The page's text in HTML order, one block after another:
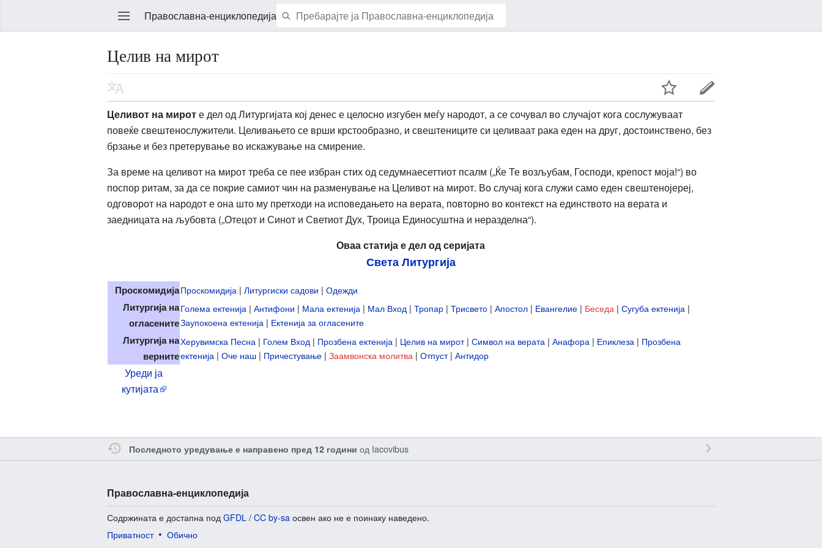
Православна-енциклопедија
Уреди
Целив на мирот
Целивот на мироте дел од Литургијата кој денес е целосно изгубен меѓу народот, а се сочувал во случајот кога сослужуваат
повеќе свештенослужители. Целивањето се врши крстообразно, и свештениците си целиваат рака еден на друг, достоинствено, без
брзање и без претерување во искажување на смирение.
За време на целивот на мирот треба се пее избран стих од седумнаесеттиот псалм („Ќе Те возљубам, Господи, крепост моја!“) во
поспор ритам, за да се покрие самиот чин на разменување на Целивот на мирот. Во случај кога служи само еден свештенојереј,
одговорот на народот е она што му претходи на исповедањето на верата, повторно во контекст на единството на верата и
заедницата на љубовта („Отецот и Синот и Светиот Дух, Троица Единосуштна и неразделна“).
Оваа статија е дел од серијата
Света Литургија
ПроскомидијаПроскомидија |Литургиски садови |Одежди
Литургија на
огласените
Голема ектенија |Антифони | Мала ектенија | Мал Вход |Тропар |Трисвето |Апостол | Евангелие | Беседа |Сугуба ектенија |
Заупокоена ектенија | Ектенија за огласените
Литургија на
верните
Херувимска Песна | Голем Вход | Прозбена ектенија | Целив на мирот|Символ на верата |Анафора | Епиклеза | Прозбена
ектенија |Оче наш | Причестување |Заамвонска молитва |Отпуст|Антидор
Уреди ја
кутијата
Последното уредување е направено пред 12 години од Iacovibus
Православна-енциклопедија
Содржината е достапна подGFDL / CC by-sa освен ако не е поинаку наведено.
Приватност
Обично